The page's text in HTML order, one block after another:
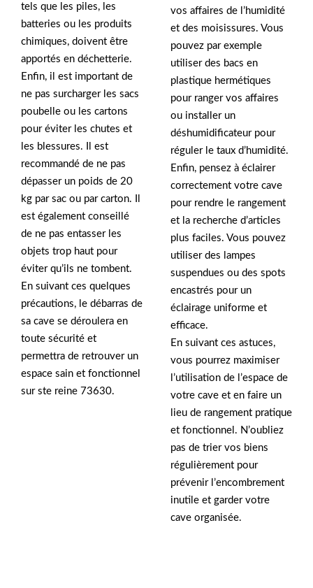
tels que les piles, les
batteries ou les produits
chimiques, doivent être
apportés en déchetterie.
Enfin, il est important de
ne pas surcharger les sacs
poubelle ou les cartons
pour éviter les chutes et
les blessures. Il est
recommandé de ne pas
dépasser un poids de 20
kg par sac ou par carton. Il
est également conseillé
de ne pas entasser les
objets trop haut pour
éviter qu’ils ne tombent.
En suivant ces quelques
précautions, le débarras de
sa cave se déroulera en
toute sécurité et
permettra de retrouver un
espace sain et fonctionnel
sur ste reine 73630.
vos affaires de l’humidité
et des moisissures. Vous
pouvez par exemple
utiliser des bacs en
plastique hermétiques
pour ranger vos affaires
ou installer un
déshumidificateur pour
réguler le taux d’humidité.
Enfin, pensez à éclairer
correctement votre cave
pour rendre le rangement
et la recherche d’articles
plus faciles. Vous pouvez
utiliser des lampes
suspendues ou des spots
encastrés pour un
éclairage uniforme et
efficace.
En suivant ces astuces,
vous pourrez maximiser
l’utilisation de l’espace de
votre cave et en faire un
lieu de rangement pratique
et fonctionnel. N’oubliez
pas de trier vos biens
régulièrement pour
prévenir l’encombrement
inutile et garder votre
cave organisée.